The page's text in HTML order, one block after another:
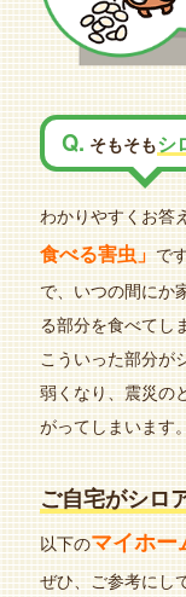
Q. そもそもシ
わかりやすくお答
食べる害虫」で
で、いつの間にか
る部分を食べてし
こういった部分が
弱くなり、震災の
がってしまいます
ご自宅がシロ
以下のマイホー
ぜひ、ご参考にし